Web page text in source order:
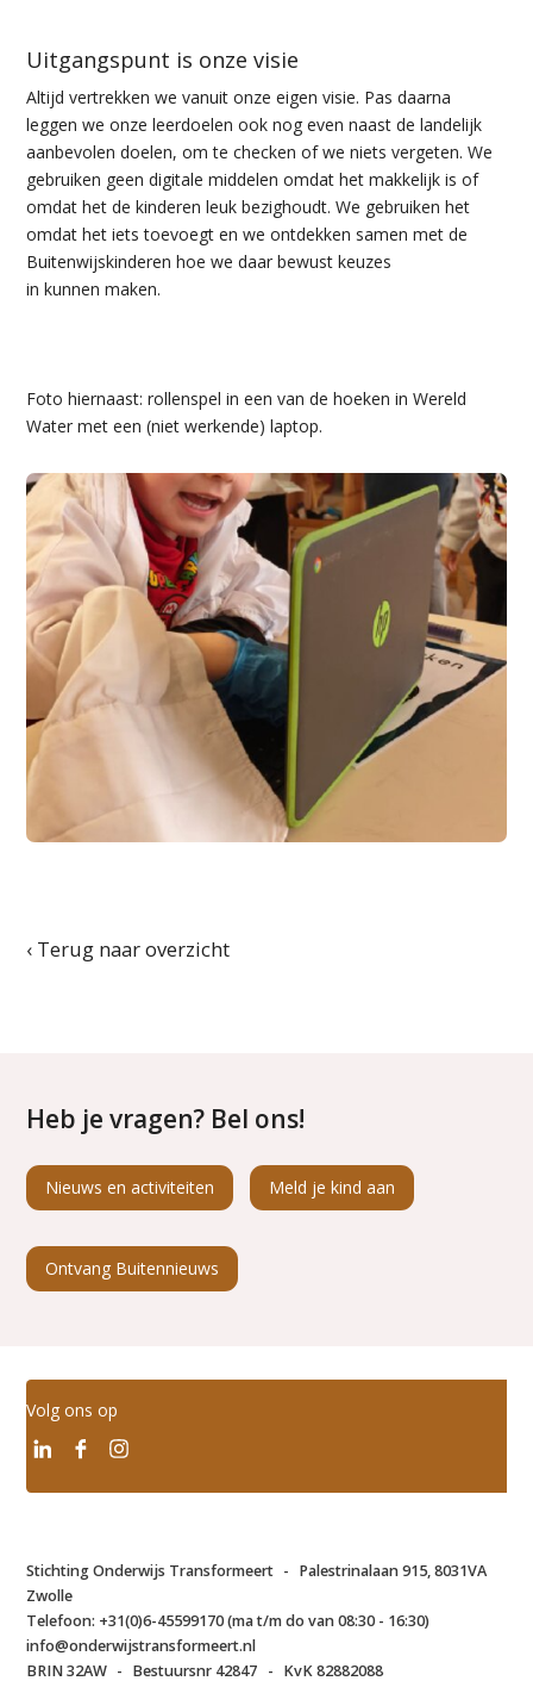
Uitgangspunt is onze visie
Altijd vertrekken we vanuit onze eigen visie. Pas daarna
leggen we onze leerdoelen ook nog even naast de landelijk
aanbevolen doelen, om te checken of we niets vergeten. We
gebruiken geen digitale middelen omdat het makkelijk is of
omdat het de kinderen leuk bezighoudt. We gebruiken het
omdat het iets toevoegt en we ontdekken samen met de
Buitenwijskinderen hoe we daar bewust keuzes
in kunnen maken.
Foto hiernaast: rollenspel in een van de hoeken in Wereld
Water met een (niet werkende) laptop.
‹ Terug naar overzicht
Heb je vragen? Bel ons!
Nieuws en activiteiten Meld je kind aan
Ontvang Buitennieuws
Volg ons op
Stichting Onderwijs Transformeert - Palestrinalaan 915, 8031VA
Zwolle
Telefoon: +31(0)6-45599170 (ma t/m do van 08:30 - 16:30)
info@onderwijstransformeert.nl
BRIN 32AW - Bestuursnr 42847 - KvK 82882088